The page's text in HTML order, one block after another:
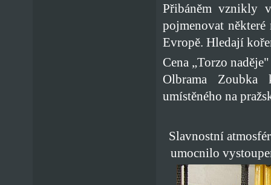
Přibáněm vznikly
pojmenovat
Evropě. Hledají
Cena „Torzo
Olbrama Zoubka
umístěného na
Slavnostní
umocnilo